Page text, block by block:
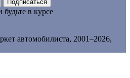
Подписаться
в курсе
автомобилиста, 2001–2026,